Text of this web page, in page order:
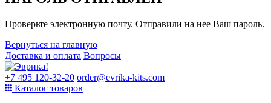
Проверьте электронную почту. Отправили на нее Ваш пароль.
Вернуться на главную
Доставка и оплата Вопросы
+7 495 120-32-20 order@evrika-kits.com
Каталог товаров